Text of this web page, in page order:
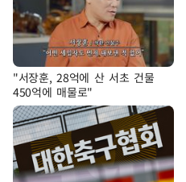
"서장훈, 28억에 산 서초 건물
450억에 매물로"